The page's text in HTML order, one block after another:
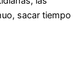
sacar tiempo